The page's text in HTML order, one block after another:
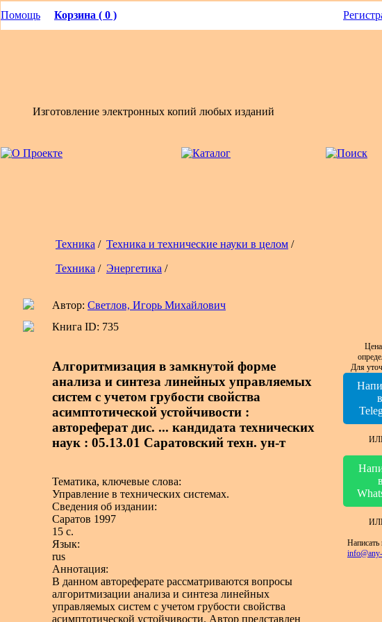
Помощь Корзина ( 0 )
Изготовление электронных копий любых изданий
Техника / Техника и технические науки в целом /
Техника / Энергетика /
Автор: Светлов, Игорь Михайлович
Книга ID: 735
Алгоритмизация в замкнутой форме
анализа и синтеза линейных управляемых
систем с учетом грубости свойства
асимптотической устойчивости :
автореферат дис. ... кандидата технических
наук : 05.13.01 Саратовский техн. ун-т
Тематика, ключевые слова:
Управление в технических системах.
Сведения об издании:
Саратов 1997
15 с.
Язык:
rus
Аннотация:
В данном автореферате рассматриваются вопросы
алгоритмизации анализа и синтеза линейных
управляемых систем с учетом грубости свойства
асимптотической устойчивости. Автор представлен
Для
в
в
Написать